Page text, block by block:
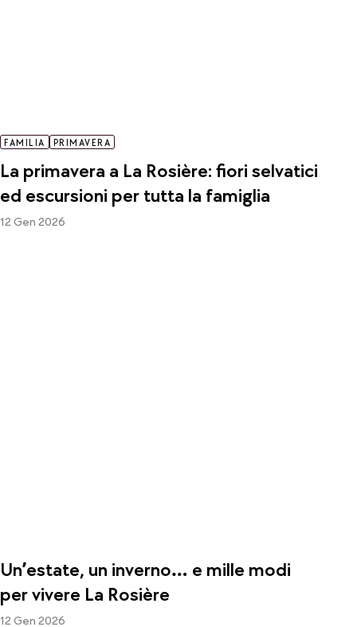
FAMILIA PRIMAVERA
La primavera a La Rosière: fiori selvatici
ed escursioni per tutta la famiglia
12 Gen 2026
Un’estate, un inverno… e mille modi
per vivere La Rosière
12 Gen 2026